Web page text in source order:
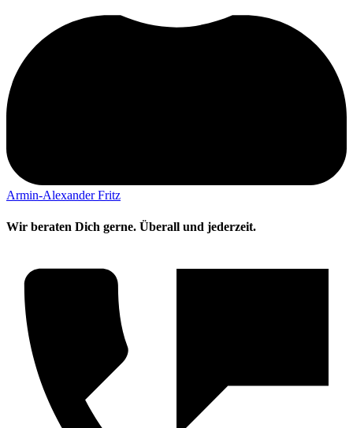
Armin-Alexander Fritz
Wir beraten Dich gerne. Überall und jederzeit.